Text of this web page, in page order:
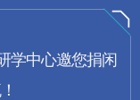
学中心邀您捐闲